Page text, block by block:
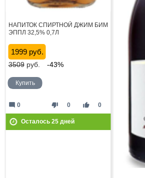
НАПИТОК СПИРТНОЙ ДЖИМ БИМ
ЭППЛ 32,5% 0,7Л
1999 руб.
3509руб. -43%
Купить
thumb_down 0 thumb_up 0
mode_comment 0
Осталось 25дней